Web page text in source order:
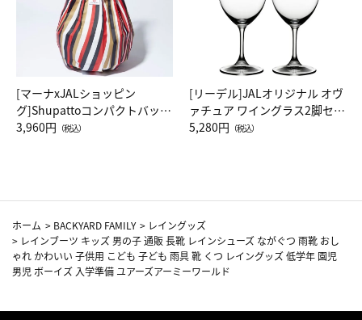
[マーナxJALショッピン
グ]Shupattoコンパクトバッグ
Drop JAL客室乗務員（LC）ス
3,960円 （税込）
[リーデル]JALオリジナル オヴ
ァチュア ワイングラス2脚セッ
ト（レッドワイン）
5,280円 （税込）
ホーム > BACKYARD FAMILY > レイングッズ
> レインブーツ キッズ 男の子 通販 長靴 レインシューズ ながぐつ 雨靴 おし
ゃれ かわいい 子供用 こども 子ども 雨具 靴 くつ レイングッズ 低学年 園児
男児 ボーイズ 入学準備 ユアーズアーミーワールド